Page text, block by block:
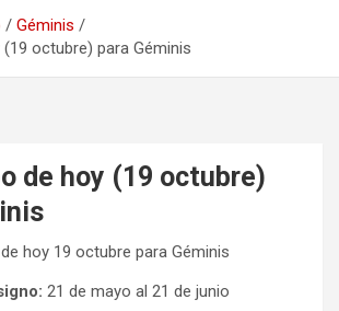
Géminis
octubre) para Géminis
de hoy (19 octubre)
hoy 19 octubre para Géminis
21 de mayo al 21 de junio